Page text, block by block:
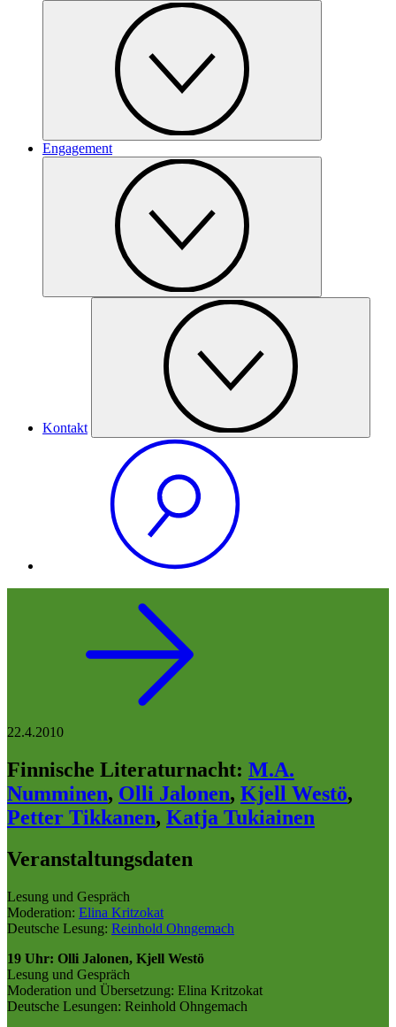
Engagement
Kontakt
22.4.2010
Finnische Literaturnacht: M.A.
Numminen, Olli Jalonen, Kjell Westö,
Petter Tikkanen, Katja Tukiainen
Veranstaltungsdaten
Lesung und Gespräch
Moderation: Elina Kritzokat
Deutsche Lesung: Reinhold Ohngemach
19 Uhr: Olli Jalonen, Kjell Westö
Lesung und Gespräch
Moderation und Übersetzung: Elina Kritzokat
Deutsche Lesungen: Reinhold Ohngemach